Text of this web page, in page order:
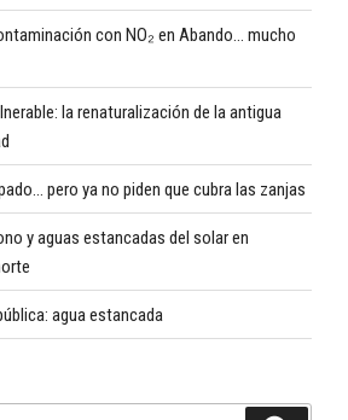
con NO₂ en Abando… mucho
la renaturalización de la antigua
pero ya no piden que cubra las zanjas
y aguas estancadas del solar en
agua estancada